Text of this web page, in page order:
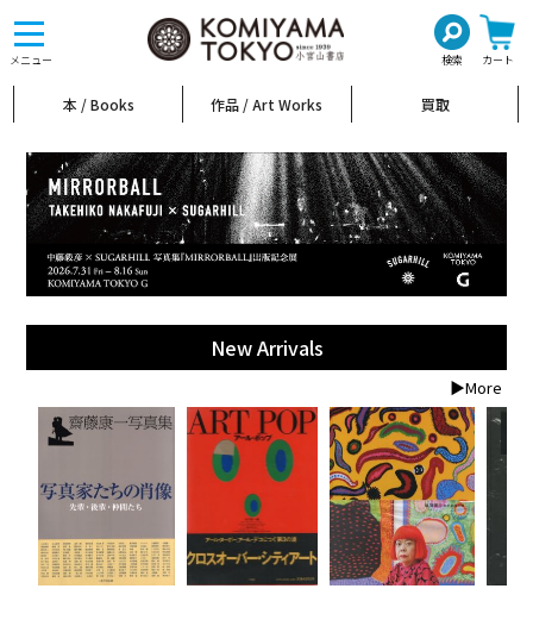
メニュー 検索 カート
toggle
navigation
本 / Books 作品 / Art Works 買取
New Arrivals
▶More